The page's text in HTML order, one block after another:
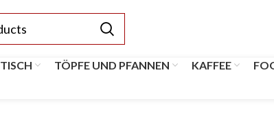
TISCH TÖPFE UND PFANNEN KAFFEE